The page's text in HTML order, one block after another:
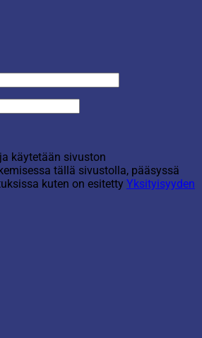
käytetään sivuston
tällä sivustolla, pääsyssä
kuten on esitetty Yksityisyyden